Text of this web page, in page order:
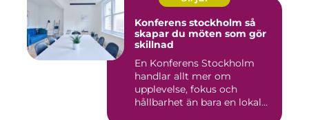
Konferens stockholm så
skapar du möten som gör
skillnad
En Konferens Stockholm
handlar allt mer om
upplevelse, fokus och
hållbarhet än bara en lokal